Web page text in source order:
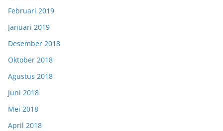
Februari 2019
Januari 2019
Desember 2018
Oktober 2018
Agustus 2018
Juni 2018
Mei 2018
April 2018